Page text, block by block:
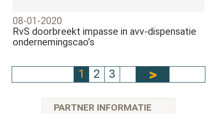
08-01-2020
RvS doorbreekt impasse in avv-dispensatie
ondernemingscao’s
1 2 3
PARTNER INFORMATIE